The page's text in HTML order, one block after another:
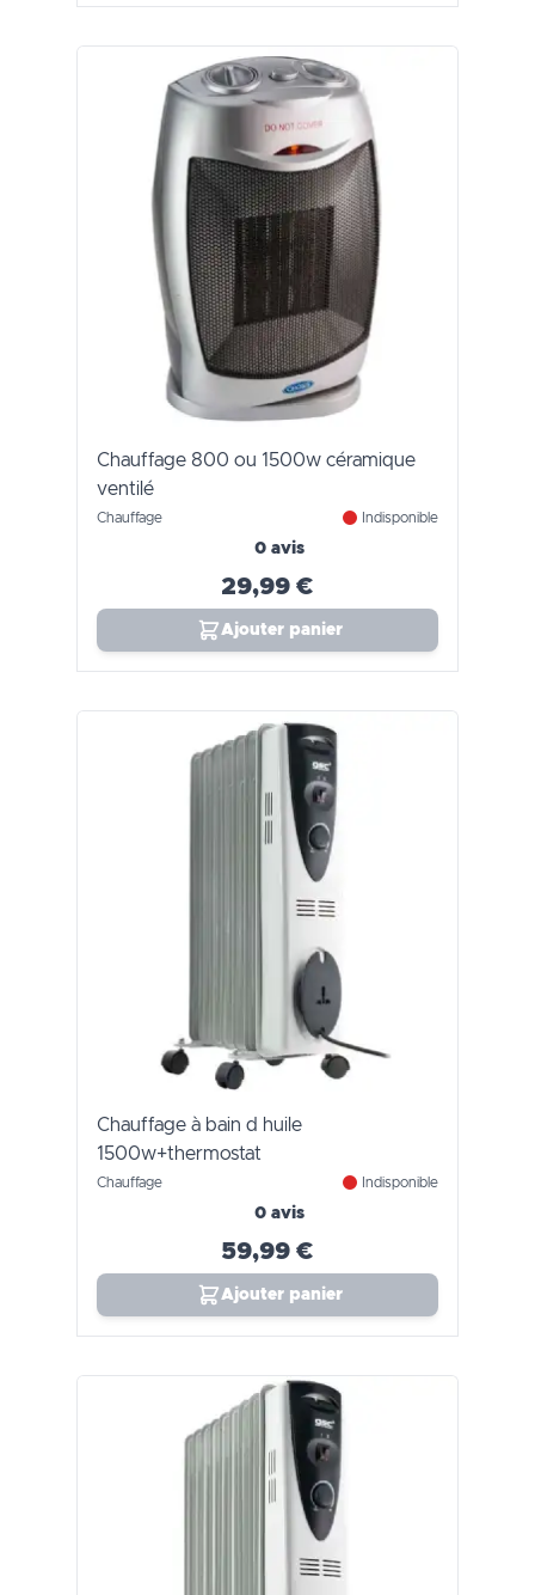
Chauffage 800 ou 1500w céramique
ventilé
Chauffage Indisponible
0 avis
29,99 €
Ajouter panier
Chauffage à bain d huile
1500w+thermostat
Chauffage Indisponible
0 avis
59,99 €
Ajouter panier